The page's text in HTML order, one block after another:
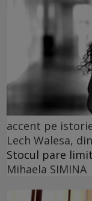
accent pe
Lech Walesa,
Stocul pare
Mihaela SIMINA